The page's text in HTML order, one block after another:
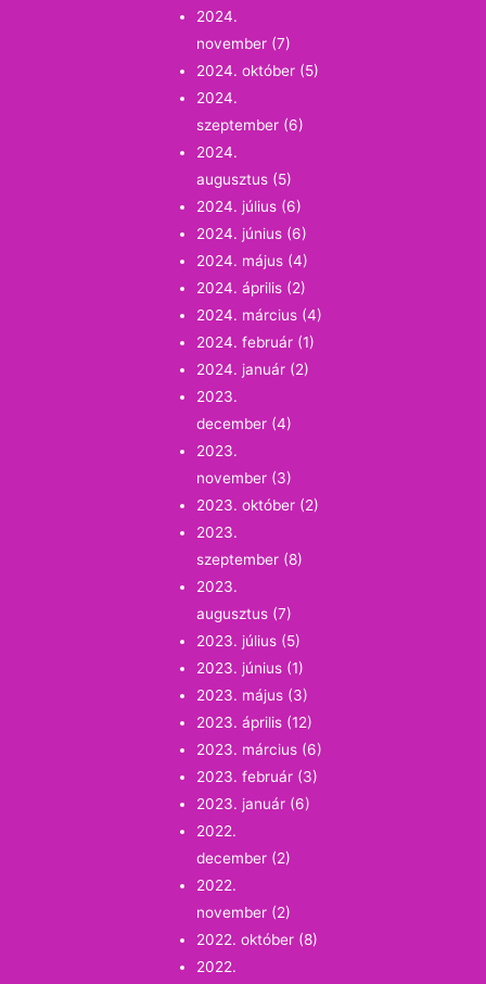
2024.
november (7)
2024. október (5)
2024.
szeptember (6)
2024.
augusztus (5)
2024. július (6)
2024. június (6)
2024. május (4)
2024. április (2)
2024. március (4)
2024. február (1)
2024. január (2)
2023.
december (4)
2023.
november (3)
2023. október (2)
2023.
szeptember (8)
2023.
augusztus (7)
2023. július (5)
2023. június (1)
2023. május (3)
2023. április (12)
2023. március (6)
2023. február (3)
2023. január (6)
2022.
december (2)
2022.
november (2)
2022. október (8)
2022.